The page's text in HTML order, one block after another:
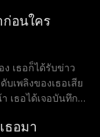
ร้านสัก “Wildfire”
กคนหวาดกลัว แต่
กอับผู้ต่อต้าน
ง ทั้งสองกลายมา
ดคิด ความเข้าใจ
ากของกันและกัน
ก่อนใคร
เธอก็ได้รับข่าว
บเพลิงของเธอเสีย
เธอได้เจอบันทึกที่
เวลากลับไปในวัน
ธอมา